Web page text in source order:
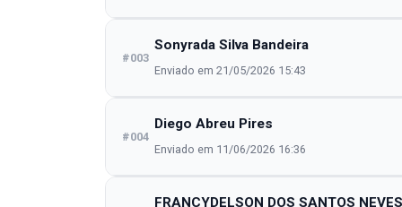
#003
Sonyrada Silva Bandeira
Enviado em 21/05/2026 15:43
#004
Diego Abreu Pires
Enviado em 11/06/2026 16:36
FRANCYDELSON DOS SANTOS NEVES